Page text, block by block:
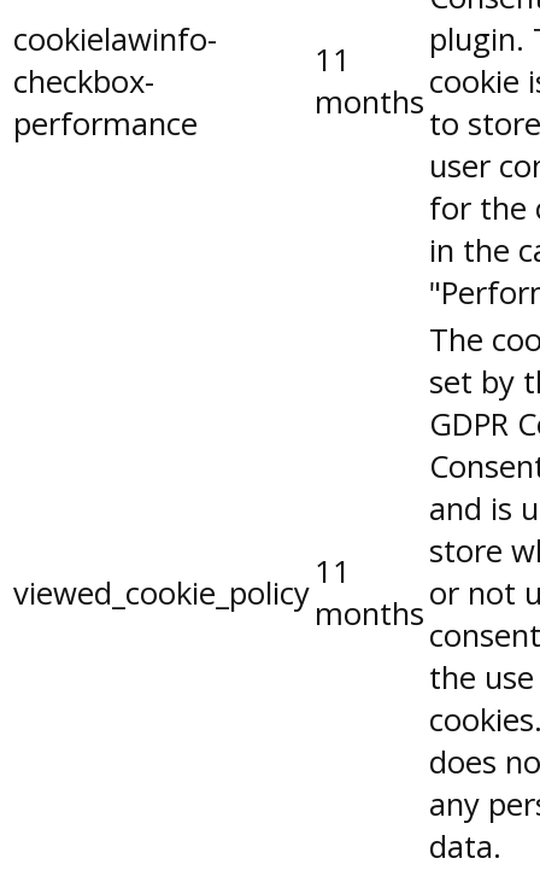
cookielawinfo-
checkbox-
performance
11
months
plugin.
cookie
to
user
for the
in the
viewed_cookie_policy
11
months
The
set by
GDPR
and is
store
or not
the
does
any
data.